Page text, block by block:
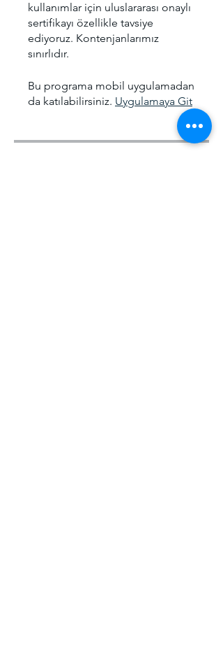
kullanımlar için uluslararası onaylı
sertifikayı özellikle tavsiye
ediyoruz. Kontenjanlarımız
sınırlıdır.
Bu programa mobil uygulamadan
da katılabilirsiniz. Uygulamaya Git